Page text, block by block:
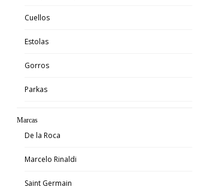
Cuellos
Estolas
Gorros
Parkas
Marcas
De la Roca
Marcelo Rinaldi
Saint Germain